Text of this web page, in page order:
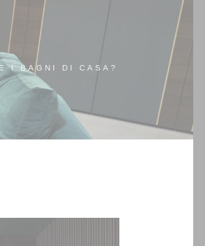
I BAGNI DI CASA?